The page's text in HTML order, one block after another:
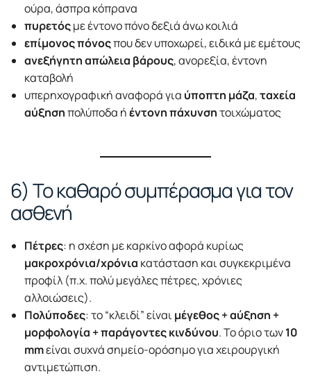
ούρα, άσπρα κόπρανα
πυρετόςμε έντονο πόνο δεξιά άνω κοιλιά
επίμονος πόνοςπου δεν υποχωρεί, ειδικά με εμέτους
ανεξήγητη απώλεια βάρους, ανορεξία, έντονη
καταβολή
υπερηχογραφική αναφορά για ύποπτη μάζα,ταχεία
αύξησηπολύποδα ήέντονη πάχυνσητοιχώματος
6) Το καθαρό συμπέρασμα για τον
ασθενή
Πέτρες: η σχέση με καρκίνο αφορά κυρίως
μακροχρόνια/χρόνια κατάσταση και συγκεκριμένα
προφίλ (π.χ. πολύ μεγάλες πέτρες, χρόνιες
αλλοιώσεις).
Πολύποδες: το “κλειδί” είναιμέγεθος + αύξηση +
μορφολογία + παράγοντες κινδύνου. Το όριο των10
mmείναι συχνά σημείο-ορόσημο για χειρουργική
αντιμετώπιση.